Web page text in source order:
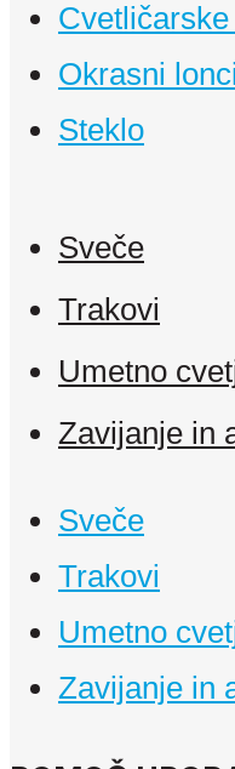
Okrasni
Steklo
Sveče
Trakovi
Umetno
Zavijanje in
Sveče
Trakovi
Umetno
Zavijanje in